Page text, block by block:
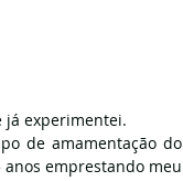
já experimentei.
de amamentação do
anos emprestando meu